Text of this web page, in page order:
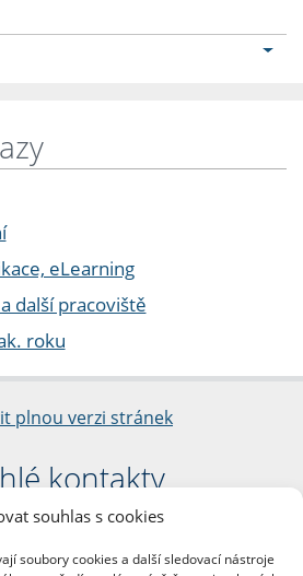
souhlas s cookies
soubory cookies a další sledovací nástroje
eLearning
další pracoviště
roku
plnou verzi stránek
kontakty
fakulta
Jana Palacha 1/2